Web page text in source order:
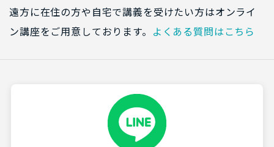
遠方に在住の方や自宅で講義を受けたい方はオンライ
ン講座をご用意しております。 よくある質問はこちら